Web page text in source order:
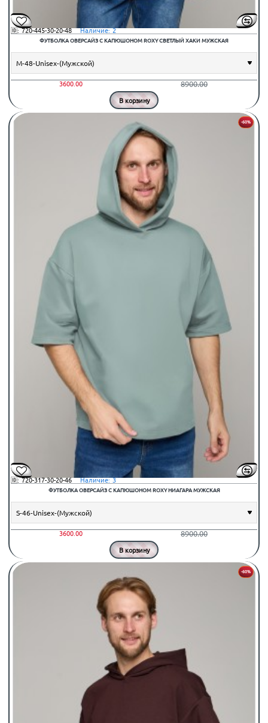
🆔: 720-445-30-20-48 ⠀Наличие: 2
ФУТБОЛКА ОВЕРСАЙЗ С КАПЮШОНОМ ROXY СВЕТЛЫЙ ХАКИ МУЖСКАЯ
3600.00 8900.00
В корзину
-60%
🆔: 720-317-30-20-46 ⠀Наличие: 3
ФУТБОЛКА ОВЕРСАЙЗ С КАПЮШОНОМ ROXY НИАГАРА МУЖСКАЯ
3600.00 8900.00
В корзину
-60%